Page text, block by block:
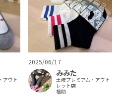
アウト
2025/06/17
みみた
土岐プレミアム・アウト
レット店
福助